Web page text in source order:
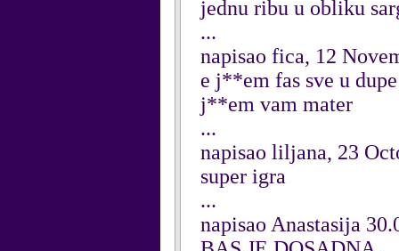
jednu ribu u obliku
...
napisao fica, 12
e j**em fas sve u
j**em vam mater
...
napisao liljana, 23
super igra
...
napisao Anastasija